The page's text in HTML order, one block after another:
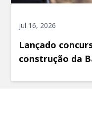
jul 16, 2026
Lançado
construção da